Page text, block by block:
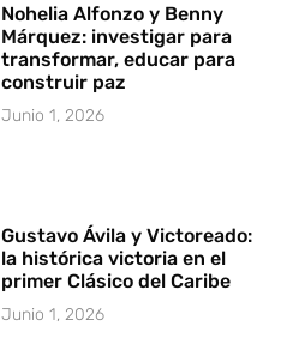
Nohelia Alfonzo y Benny
Márquez: investigar para
transformar, educar para
construir paz
Junio 1, 2026
Gustavo Ávila y Victoreado:
la histórica victoria en el
primer Clásico del Caribe
Junio 1, 2026